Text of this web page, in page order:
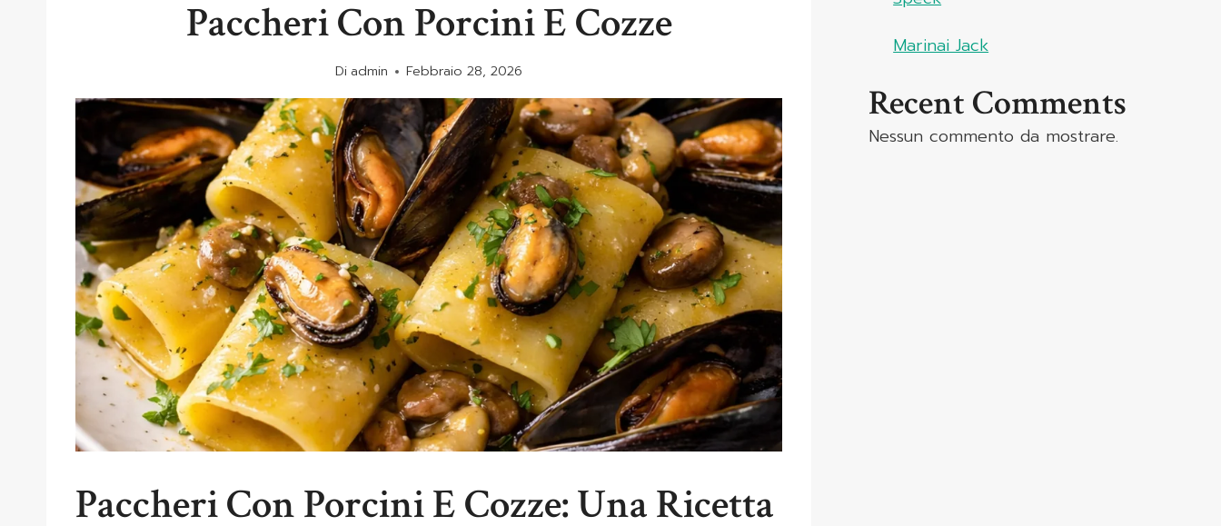
Paccheri Con Porcini E Cozze
Di admin Febbraio 28, 2026
Paccheri Con Porcini E Cozze: Una Ricetta
Marinai Jack
Recent Comments
Nessun commento da mostrare.